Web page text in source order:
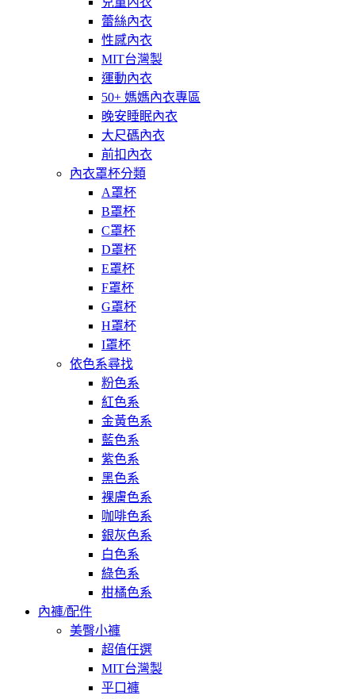
蕾絲內衣
性感內衣
MIT台灣製
運動內衣
50+ 媽媽內衣專區
晚安睡眠內衣
大尺碼內衣
前扣內衣
內衣罩杯分類
A罩杯
B罩杯
C罩杯
D罩杯
E罩杯
F罩杯
G罩杯
H罩杯
I罩杯
依色系尋找
粉色系
紅色系
金黃色系
藍色系
紫色系
黑色系
裸膚色系
咖啡色系
銀灰色系
白色系
綠色系
柑橘色系
內褲/配件
美臀小褲
超值任選
MIT台灣製
平口褲